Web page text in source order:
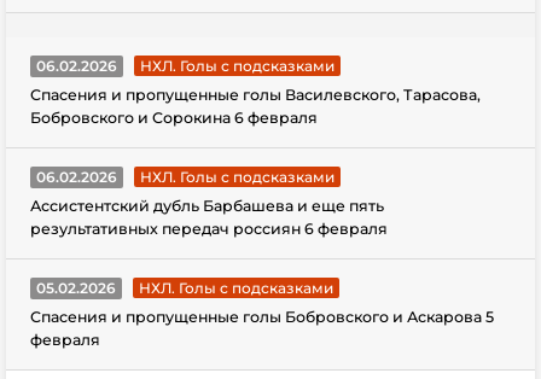
06.02.2026
НХЛ. Голы с подсказками
Спасения и пропущенные голы Василевского, Тарасова,
Бобровского и Сорокина 6 февраля
06.02.2026
НХЛ. Голы с подсказками
Ассистентский дубль Барбашева и еще пять
результативных передач россиян 6 февраля
05.02.2026
НХЛ. Голы с подсказками
Спасения и пропущенные голы Бобровского и Аскарова 5
февраля